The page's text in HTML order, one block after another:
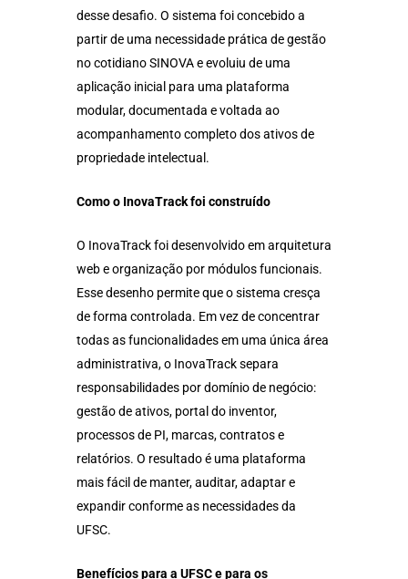
desse desafio. O sistema foi concebido a
partir de uma necessidade prática de gestão
no cotidiano SINOVA e evoluiu de uma
aplicação inicial para uma plataforma
modular, documentada e voltada ao
acompanhamento completo dos ativos de
propriedade intelectual.
Como o InovaTrack foi construído
O InovaTrack foi desenvolvido em arquitetura
web e organização por módulos funcionais.
Esse desenho permite que o sistema cresça
de forma controlada. Em vez de concentrar
todas as funcionalidades em uma única área
administrativa, o InovaTrack separa
responsabilidades por domínio de negócio:
gestão de ativos, portal do inventor,
processos de PI, marcas, contratos e
relatórios. O resultado é uma plataforma
mais fácil de manter, auditar, adaptar e
expandir conforme as necessidades da
UFSC.
Benefícios para a UFSC e para os